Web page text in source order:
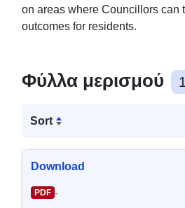
on areas where Councillors can
outcomes for residents.
Φύλλα μερισμού
Sort
Download
PDF -